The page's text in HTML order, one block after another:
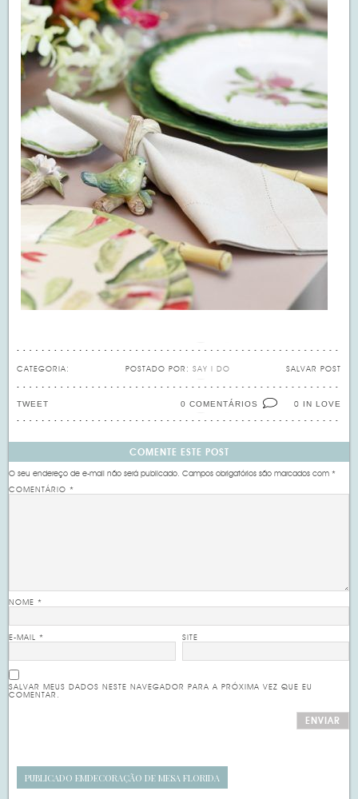
CATEGORIA: SALVAR POST
POSTADO POR: SAY I DO
0 IN LOVE
0 COMENTÁRIOS
TWEET
COMENTE ESTE POST
O seu endereço de e-mail não será publicado. Campos obrigatórios são marcados com*
COMENTÁRIO*
NOME*
E-MAIL* SITE
SALVAR MEUS DADOS NESTE NAVEGADOR PARA A PRÓXIMA VEZ QUE EU
COMENTAR.
PUBLICADO EMDECORAÇÃO DE MESA FLORIDA